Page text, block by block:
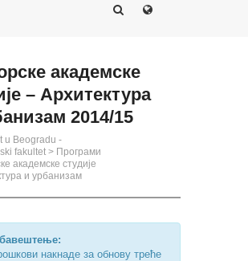
академске
– Архитектура
2014/15
u Beogradu -
fakultet > Програми
академске студије
и урбанизам
накнаде за обнову треће